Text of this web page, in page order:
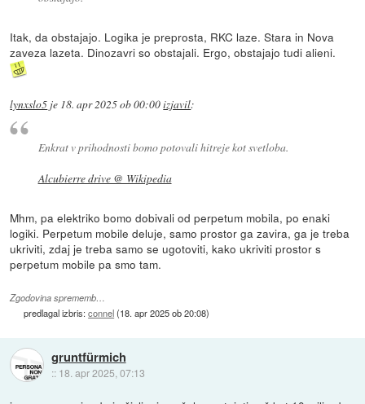
Itak, da obstajajo. Logika je preprosta, RKC laze. Stara in Nova
zaveza lazeta. Dinozavri so obstajali. Ergo, obstajajo tudi alieni.
lynxslo5 je 18. apr 2025 ob 00:00izjavil:
Enkrat v prihodnosti bomo potovali hitreje kot svetloba.
Alcubierre drive @ Wikipedia
Mhm, pa elektriko bomo dobivali od perpetum mobila, po enaki
logiki. Perpetum mobile deluje, samo prostor ga zavira, ga je treba
ukriviti, zdaj je treba samo se ugotoviti, kako ukriviti prostor s
perpetum mobile pa smo tam.
Zgodovina sprememb…
predlagal izbris:connel(18. apr 2025 ob 20:08)
gruntfürmich
:: 18. apr 2025, 07:13